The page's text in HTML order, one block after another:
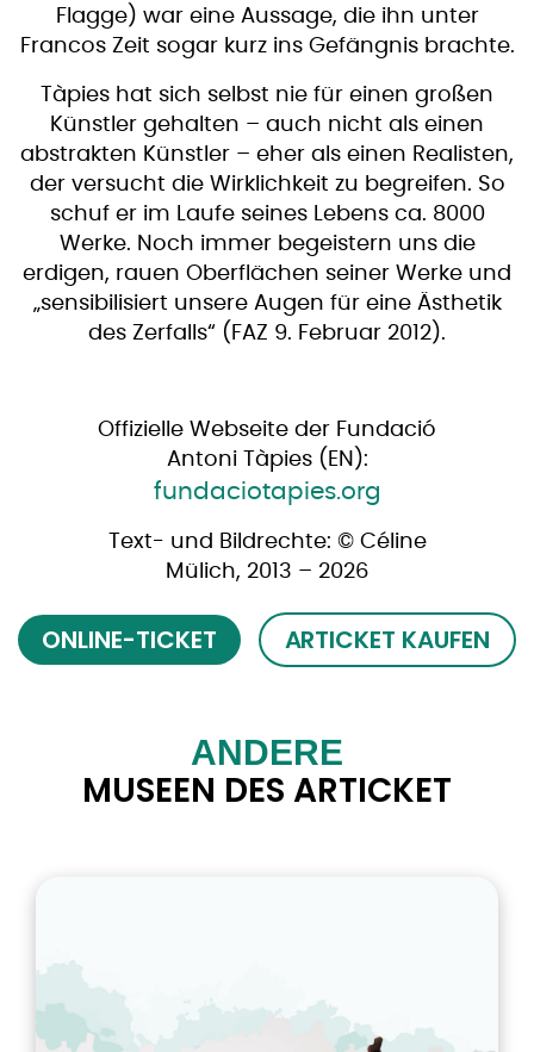
Flagge) war eine Aussage, die ihn unter
Francos Zeit sogar kurz ins Gefängnis brachte.
Tàpies hat sich selbst nie für einen großen
Künstler gehalten – auch nicht als einen
abstrakten Künstler – eher als einen Realisten,
der versucht die Wirklichkeit zu begreifen. So
schuf er im Laufe seines Lebens ca. 8000
Werke. Noch immer begeistern uns die
erdigen, rauen Oberflächen seiner Werke und
„sensibilisiert unsere Augen für eine Ästhetik
des Zerfalls“ (FAZ 9. Februar 2012).
Offizielle Webseite der Fundació
Antoni Tàpies (EN):
fundaciotapies.org
Text- und Bildrechte: © Céline
Mülich, 2013 – 2026
ONLINE-TICKET ARTICKET KAUFEN
ANDERE
MUSEEN DES ARTICKET